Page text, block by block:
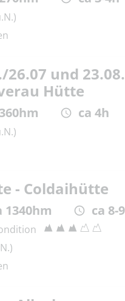
26.07 und
Hütte
ca 4h
- Coldaihütte
1340hm ca 8-